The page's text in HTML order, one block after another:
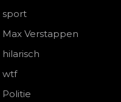
sport
Max Verstappen
hilarisch
wtf
Politie